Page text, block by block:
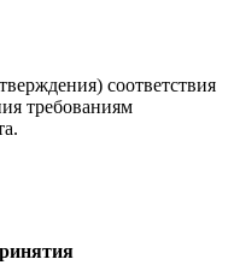
соответствия
требованиям